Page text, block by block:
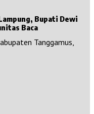
Bupati Dewi
Baca